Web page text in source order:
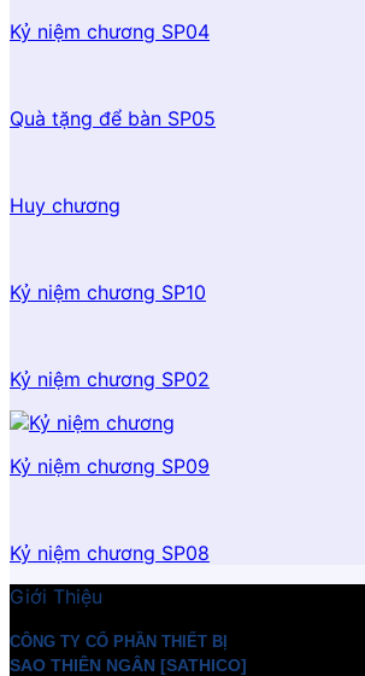
Kỷ niệm chương SP04
Quà tặng để bàn SP05
Huy chương
Kỷ niệm chương SP10
Kỷ niệm chương SP02
Kỷ niệm chương SP09
Kỷ niệm chương SP08
Giới Thiệu
CÔNG TY CỔ PHẦN THIẾT BỊ
SAO THIÊN NGÂN [SATHICO]